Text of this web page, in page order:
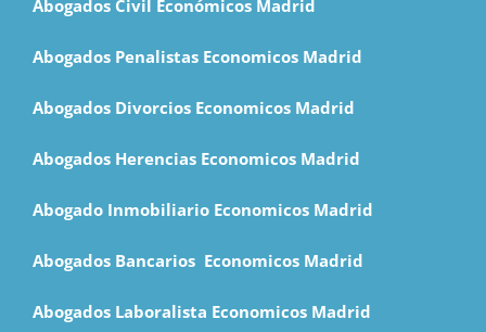
Abogados Civil Económicos Madrid
Abogados Penalistas Economicos Madrid
Abogados Divorcios Economicos Madrid
Abogados Herencias Economicos Madrid
Abogado Inmobiliario Economicos Madrid
Abogados Bancarios Economicos Madrid
Abogados Laboralista Economicos Madrid